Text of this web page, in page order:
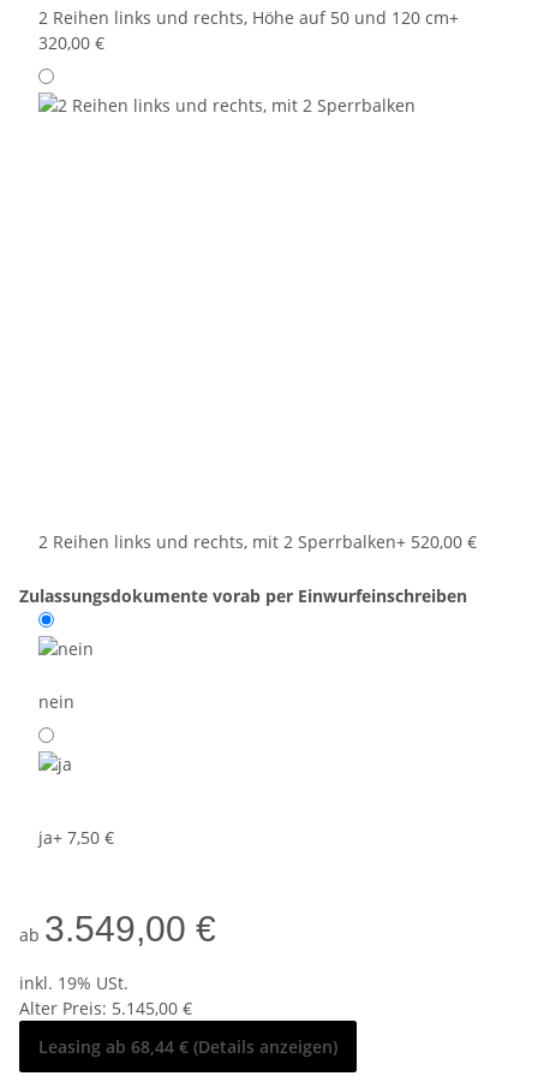
2 Reihen links und rechts, Höhe auf 50 und 120 cm+
320,00 €
2 Reihen links und rechts, mit 2 Sperrbalken+ 520,00 €
Zulassungsdokumente vorab per Einwurfeinschreiben
nein
ja+ 7,50 €
ab 3.549,00 €
inkl. 19% USt.
Alter Preis: 5.145,00 €
Leasing ab 68,44 € (Details anzeigen)